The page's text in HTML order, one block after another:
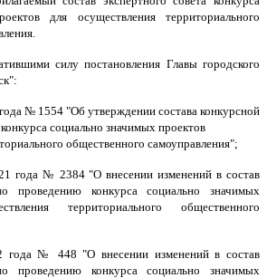
для осуществления территориального
силу постановления Главы городского
№ 1554 "Об утверждении состава конкурсной
социально значимых проектов
общественного самоуправления";
года № 2384 "О внесении изменений в состав
проведению конкурса социально значимых
территориального общественного
года № 448 "О внесении изменений в состав
проведению конкурса социально значимых